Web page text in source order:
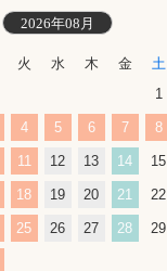
2026年08月
火 水 木 金
土
1
4 5 6 7 8
11 12 13 14 15
18 19 20 21 22
25 26 27 28 29